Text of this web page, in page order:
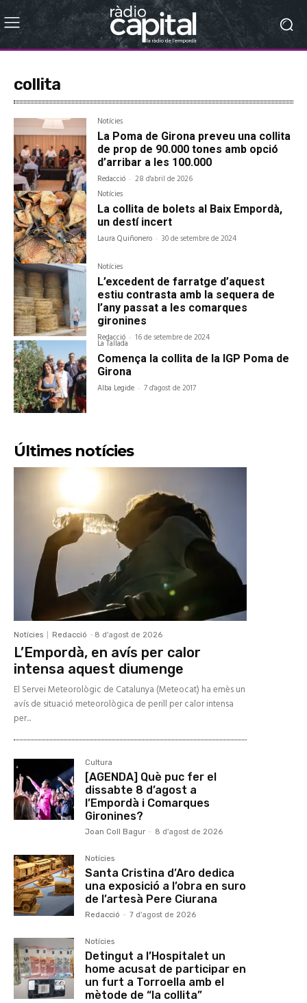
collita
Notícies
La Poma de Girona preveu una collita
de prop de 90.000 tones amb opció
d’arribar a les 100.000
Redacció - 28 d'abril de 2026
Notícies
La collita de bolets al Baix Empordà,
un destí incert
Laura Quiñonero - 30 de setembre de 2024
Notícies
L’excedent de farratge d’aquest
estiu contrasta amb la sequera de
l’any passat a les comarques
gironines
Redacció - 16 de setembre de 2024
La Tallada
Comença la collita de la IGP Poma de
Girona
Alba Legide - 7 d'agost de 2017
Últimes notícies
Notícies Redacció - 8 d'agost de 2026
L’Empordà, en avís per calor
intensa aquest diumenge
El Servei Meteorològic de Catalunya (Meteocat) ha emès un
avís de situació meteorològica de perill per calor intensa
per...
Cultura
[AGENDA] Què puc fer el
dissabte 8 d’agost a
l’Empordà i Comarques
Gironines?
Joan Coll Bagur - 8 d'agost de 2026
Notícies
Santa Cristina d’Aro dedica
una exposició a l’obra en suro
de l’artesà Pere Ciurana
Redacció - 7 d'agost de 2026
Notícies
Detingut a l’Hospitalet un
home acusat de participar en
un furt a Torroella amb el
mètode de “la collita”